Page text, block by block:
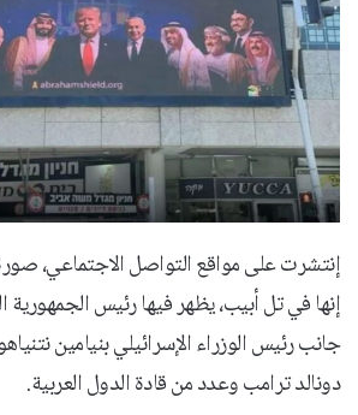
إنتشرت على مواقع التواصل الاجتماعي،
إنها في تل أبيب، يظهر فيها رئيس
جانب رئيس الوزراء الإسرائيلي بنيامين
دونالد ترامب وعدد من قادة الدول العربية.